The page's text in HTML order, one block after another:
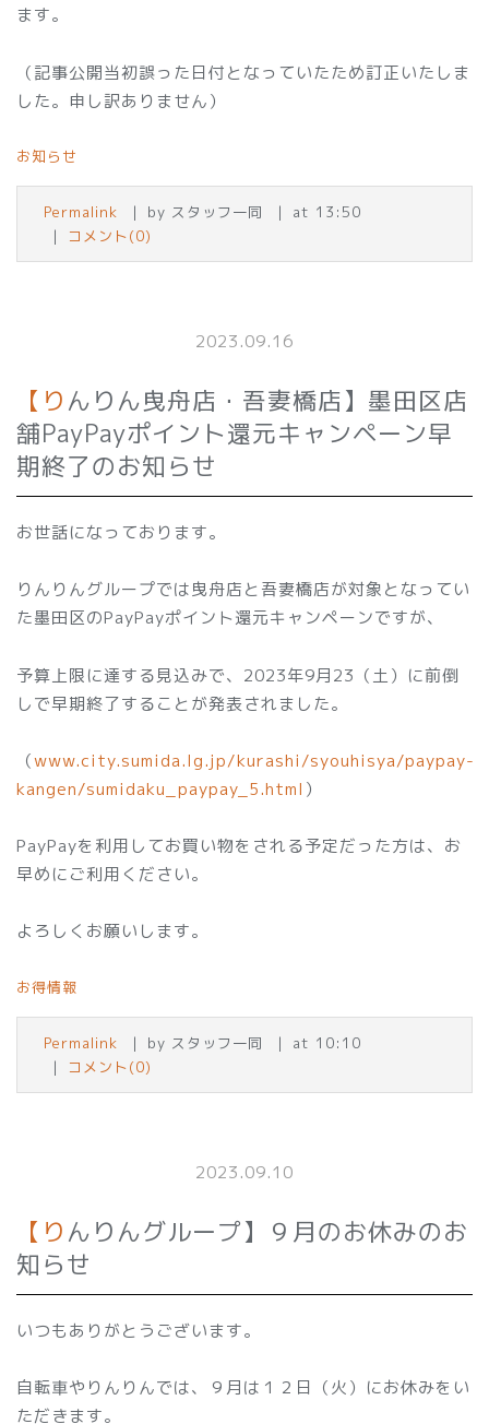
ます。
（記事公開当初誤った日付となっていたため訂正いたしま
した。申し訳ありません）
お知らせ
Permalink by スタッフ一同
at 13:50
コメント(0)
2023.09.16
【りんりん曳舟店・吾妻橋店】墨田区店
舗PayPayポイント還元キャンペーン早
期終了のお知らせ
お世話になっております。
りんりんグループでは曳舟店と吾妻橋店が対象となってい
た墨田区のPayPayポイント還元キャンペーンですが、
予算上限に達する見込みで、2023年9月23（土）に前倒
しで早期終了することが発表されました。
（www.city.sumida.lg.jp/kurashi/syouhisya/paypay-
kangen/sumidaku_paypay_5.html ）
PayPayを利用してお買い物をされる予定だった方は、お
早めにご利用ください。
よろしくお願いします。
お得情報
Permalink by スタッフ一同
at 10:10
コメント(0)
2023.09.10
【りんりんグループ】９月のお休みのお
知らせ
いつもありがとうございます。
自転車やりんりんでは、９月は１２日（火）にお休みをい
ただきます。